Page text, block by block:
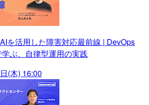
を活用した障害対応最前線 | DevOps
ぶ、自律型運用の実践
(木) 16:00